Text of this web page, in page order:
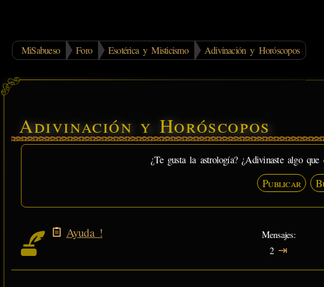
MiSabueso Foro Esotérica y Misticismo Adivinación y Horóscopos
Adivinación y Horóscopos
¿Te gusta la astrología? ¿Adivinaste algo que
Publicar
Ayuda !
Mensajes
2 ⇥